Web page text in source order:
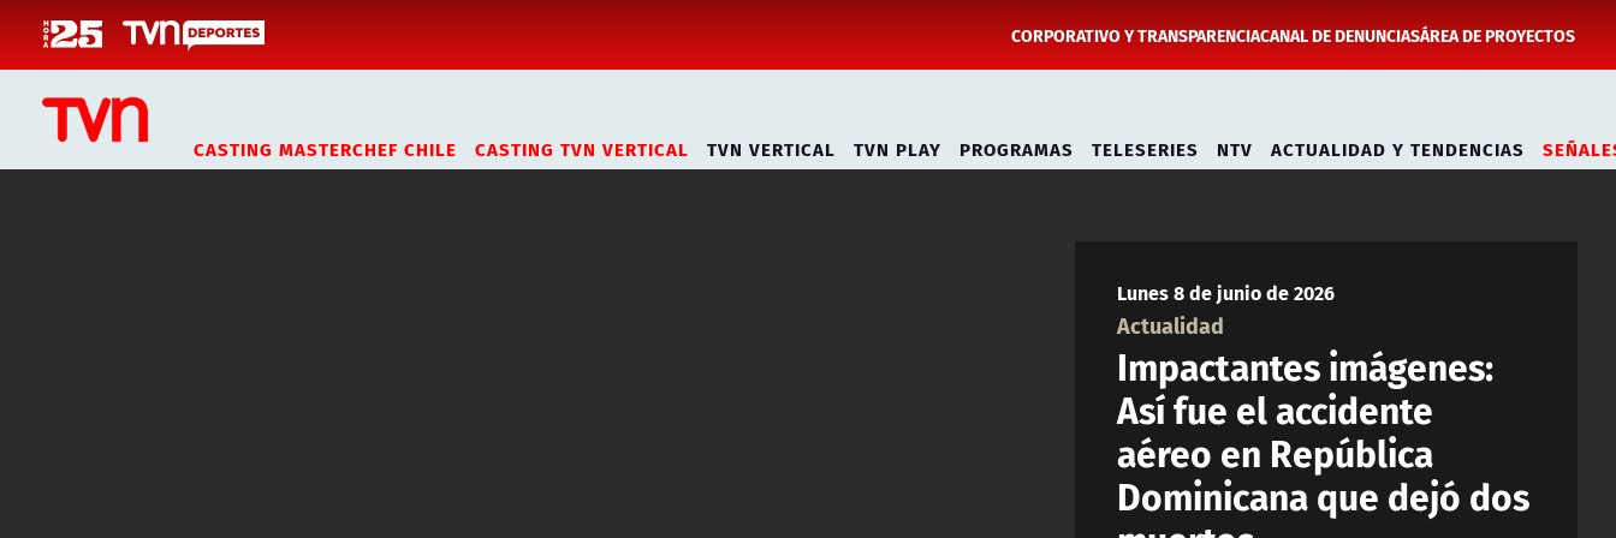
CORPORATIVO Y TRANSPARENCIACANAL DE DENUNCIASÁREA DE PROYECTOS
CASTING MASTERCHEF CHILE CASTING TVN VERTICAL TVN VERTICAL TVN PLAY PROGRAMAS TELESERIES NTV ACTUALIDAD Y TENDENCIAS
Lunes 8 de junio de 2026
Actualidad
Impactantes imágenes:
Así fue el accidente
aéreo en República
Dominicana que dejó dos